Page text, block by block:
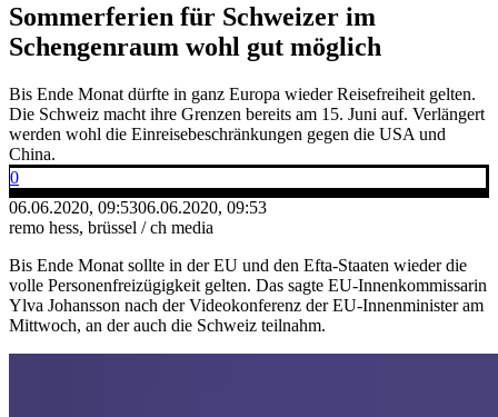
Sommerferien für Schweizer im
Schengenraum wohl gut möglich
Bis Ende Monat dürfte in ganz Europa wieder Reisefreiheit gelten.
Die Schweiz macht ihre Grenzen bereits am 15. Juni auf. Verlängert
werden wohl die Einreisebeschränkungen gegen die USA und
China.
0
06.06.2020, 09:5306.06.2020, 09:53
remo hess, brüssel / ch media
Bis Ende Monat sollte in der EU und den Efta-Staaten wieder die
volle Personenfreizügigkeit gelten. Das sagte EU-Innenkommissarin
Ylva Johansson nach der Videokonferenz der EU-Innenminister am
Mittwoch, an der auch die Schweiz teilnahm.